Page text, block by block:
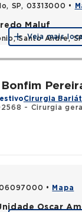
SP, 03313000 •
Maluf
Santo Andre,
Veja mais
Cirurgia
- Cirurgia geral
• Mapa
Oscar